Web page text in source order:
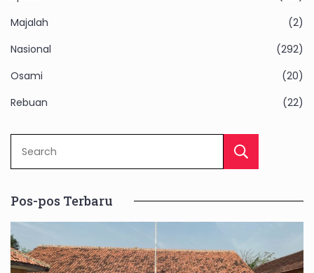
Majalah
(2)
Nasional
(292)
Osami
(20)
Rebuan
(22)
Pos-pos Terbaru